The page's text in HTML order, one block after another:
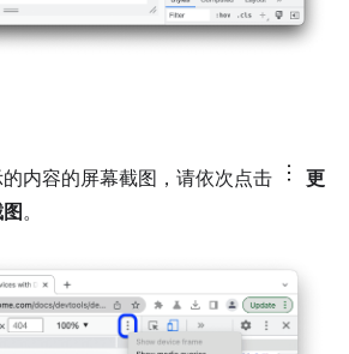
内容的屏幕截图，请依次点击
更
。